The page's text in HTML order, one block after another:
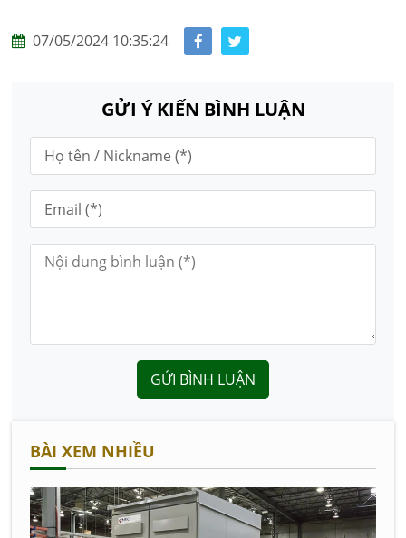
07/05/2024 10:35:24
GỬI Ý KIẾN BÌNH LUẬN
GỬI BÌNH LUẬN
BÀI XEM NHIỀU